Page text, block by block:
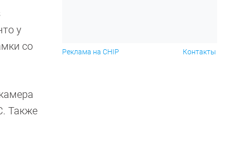
у
со
Также
Реклама на CHIP Контакты